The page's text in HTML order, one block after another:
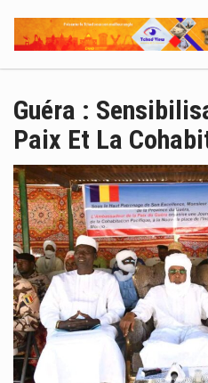
Guéra :
Paix Et La